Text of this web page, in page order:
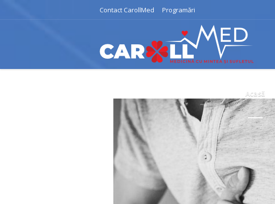
Contact CarollMed Programări
Acasă